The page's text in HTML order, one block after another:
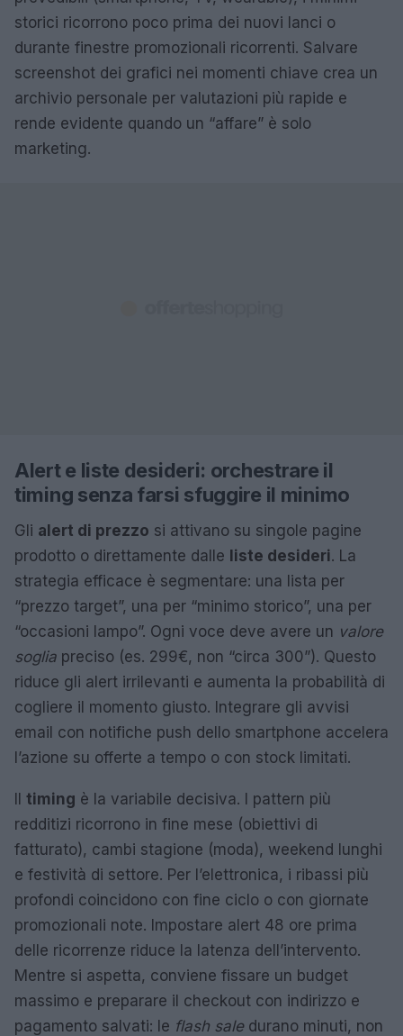
storici ricorrono poco prima dei nuovi lanci o
durante finestre promozionali ricorrenti. Salvare
screenshot dei grafici nei momenti chiave crea un
archivio personale per valutazioni più rapide e
rende evidente quando un “affare” è solo
marketing.
Alert e liste desideri: orchestrare il
timing senza farsi sfuggire il minimo
Gli alert di prezzo si attivano su singole pagine
prodotto o direttamente dalle liste desideri. La
strategia efficace è segmentare: una lista per
“prezzo target”, una per “minimo storico”, una per
“occasioni lampo”. Ogni voce deve avere un valore
soglia preciso (es. 299€, non “circa 300”). Questo
riduce gli alert irrilevanti e aumenta la probabilità di
cogliere il momento giusto. Integrare gli avvisi
email con notifiche push dello smartphone accelera
l’azione su offerte a tempo o con stock limitati.
timing è la variabile decisiva. I pattern più
redditizi ricorrono in fine mese (obiettivi di
fatturato), cambi stagione (moda), weekend lunghi
e festività di settore. Per l’elettronica, i ribassi più
profondi coincidono con fine ciclo o con giornate
promozionali note. Impostare alert 48 ore prima
delle ricorrenze riduce la latenza dell’intervento.
Mentre si aspetta, conviene fissare un budget
massimo e preparare il checkout con indirizzo e
pagamento salvati: le flash saledurano minuti, non